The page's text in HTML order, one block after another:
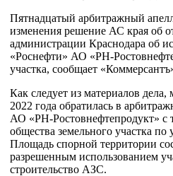
Пятнадцатый арбитражный
изменения решение АС края об
администрации Краснодара об
«Роснефти» АО «РН-
участка, сообщает
Как следует из материалов
2022 года обратилась в
АО «РН-Ростовнефтепродукт» с
общества земельного участка по
Площадь спорной территории
разрешенным использованием
строительство АЗС.